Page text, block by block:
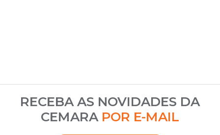
RECEBA AS NOVIDADES DA
CEMARA POR E-MAIL